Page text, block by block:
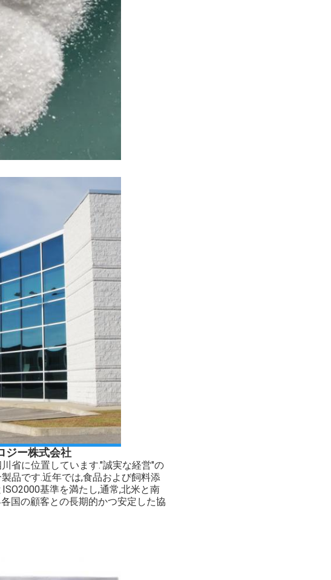
ジー株式会社
省に位置しています."誠実な経営"の
品です.近年では,食品および飼料添
基準を満たし,通常,北米と南
国の顧客との長期的かつ安定した協